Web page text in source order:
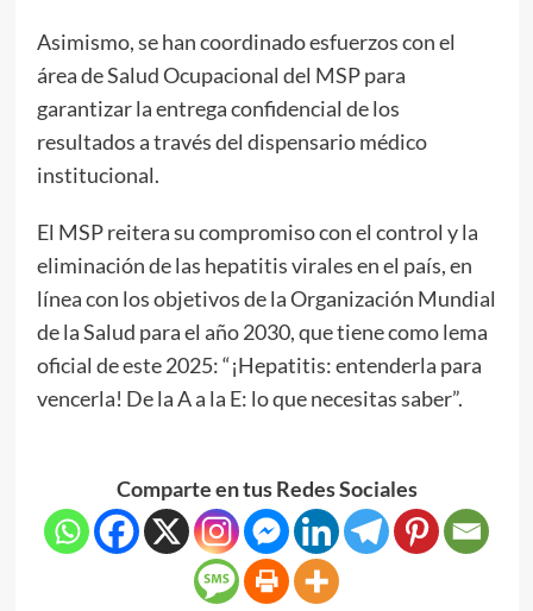
Asimismo, se han coordinado esfuerzos con el
área de Salud Ocupacional del MSP para
garantizar la entrega confidencial de los
resultados a través del dispensario médico
institucional.
El MSP reitera su compromiso con el control y la
eliminación de las hepatitis virales en el país, en
línea con los objetivos de la Organización Mundial
de la Salud para el año 2030, que tiene como lema
oficial de este 2025: “¡Hepatitis: entenderla para
vencerla! De la A a la E: lo que necesitas saber”.
Comparte en tus Redes Sociales